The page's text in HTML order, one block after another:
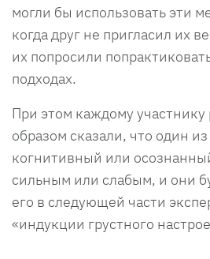
могли бы использовать эти
когда друг не пригласил их
их попросили
подходах.
При этом каждому
образом сказали, что один
когнитивный или
сильным или слабым, и они
его в следующей части
«индукции грустного